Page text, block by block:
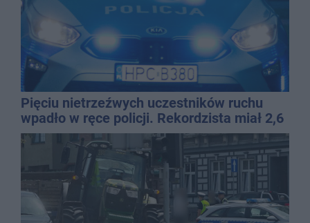
Pięciu nietrzeźwych uczestników ruchu
wpadło w ręce policji. Rekordzista miał 2,6
promila